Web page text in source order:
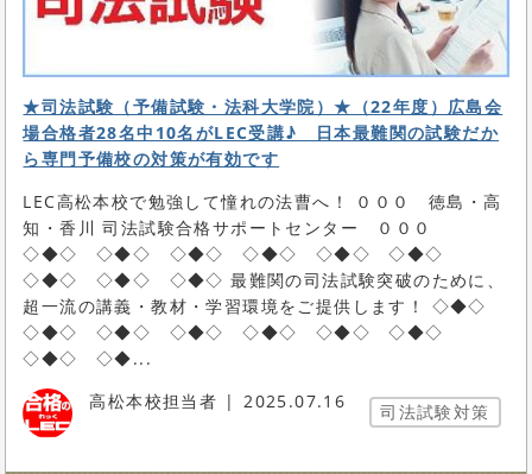
★司法試験（予備試験・法科大学院）★（22年度）広島会
場合格者28名中10名がLEC受講♪ 日本最難関の試験だか
ら専門予備校の対策が有効です
LEC高松本校で勉強して憧れの法曹へ！ ０００ 徳島・高
知・香川 司法試験合格サポートセンター ０００
◇◆◇ ◇◆◇ ◇◆◇ ◇◆◇ ◇◆◇ ◇◆◇
◇◆◇ ◇◆◇ ◇◆◇ 最難関の司法試験突破のために、
超一流の講義・教材・学習環境をご提供します！ ◇◆◇
◇◆◇ ◇◆◇ ◇◆◇ ◇◆◇ ◇◆◇ ◇◆◇
◇◆◇ ◇◆...
高松本校担当者
2025.07.16 司法試験対策